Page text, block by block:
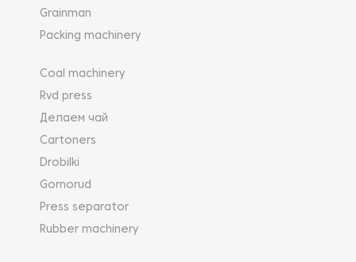
Grainman
Packing machinery
Coal machinery
Rvd press
Делаем чай
Cartoners
Drobilki
Gornorud
Press separator
Rubber machinery